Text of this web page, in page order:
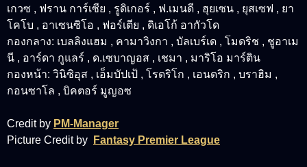
เกวซ , ฟราน การ์เซีย , รูดิเกอร์ , ฟ.เมนดี , ฮุยเซน , ยุสเซฟ , ยา
โคโบ , อาเซนซิโอ , ฟอร์เตีย , ดิเอโก้ อากัวโด
กองกลาง: เบลลิงแฮม , คามาวิงกา , บัลเบร์เด , โมดริช , ชูอาเม
นี , อาร์ดา กูแลร์ , ด.เซบาญอส , เชมา , มาริโอ มาร์ติน
กองหน้า: วินิซิอุส , เอ็มบัปเป้ , โรดริโก , เอนดริก , บราฮิม ,
กอนซาโล , บิคตอร์ มูญอซ
Credit by PM-Manager
Picture Credit by
Fantasy Premier League